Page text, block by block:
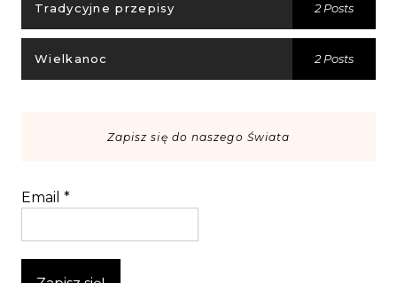
Tradycyjne przepisy 2 Posts
Wielkanoc 2 Posts
Zapisz się do naszego Świata
Email *